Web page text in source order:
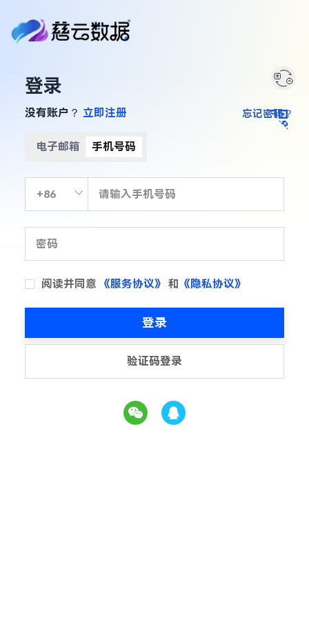
登录
没有账户？ 立即注册
电子邮箱 手机号码
阅读并同意 《服务协议》 和 《隐私协议》
忘记密码？
登录
验证码登录